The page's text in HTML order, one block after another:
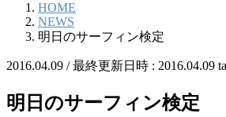
HOME
NEWS
明日のサーフィン検定
2016.04.09 / 最終更新日時 : 2016.04.09
明日のサーフィン検定